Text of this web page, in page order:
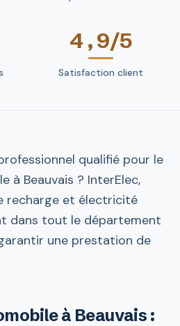
4,9/5
Satisfaction client
qualifié pour le
à Beauvais ? InterElec,
recharge et électricité
dans tout le département
une prestation de
à Beauvais :